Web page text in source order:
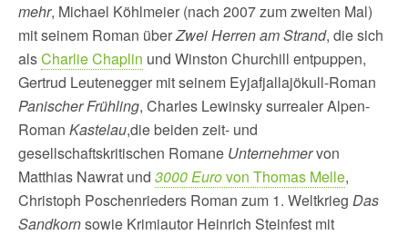
mehr, Michael Köhlmeier (nach 2007 zum zweiten Mal)
mit seinem Roman überZwei Herren am Strand, die sich
alsCharlie Chaplin und Winston Churchill entpuppen,
Gertrud Leutenegger mit seinem Eyjafjallajökull-Roman
Panischer Frühling, Charles Lewinsky surrealer Alpen-
Roman Kastelau,die beiden zeit- und
gesellschaftskritischen Romane Unternehmervon
Matthias Nawrat und 3000 Eurovon Thomas Melle,
Christoph Poschenrieders Roman zum 1. Weltkrieg Das
Sandkornsowie Krimiautor Heinrich Steinfest mit